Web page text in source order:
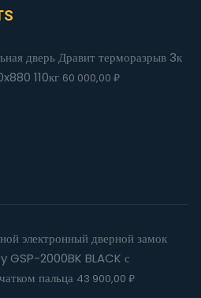
дверь Дравит терморазрыв 3к
110кг 60 000,00₽
электронный дверной замок
GSP-2000BK BLACK с
пальца 43 900,00₽